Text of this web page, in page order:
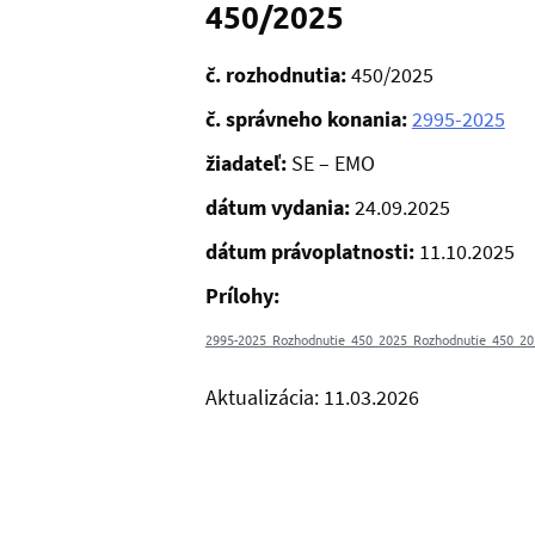
450/2025
č. rozhodnutia:450/2025
č. správneho konania:2995-2025
žiadateľ: SE – EMO
dátum vydania:24.09.2025
dátum právoplatnosti: 11.10.2025
Prílohy:
2995-
Aktualizácia: 11.03.2026